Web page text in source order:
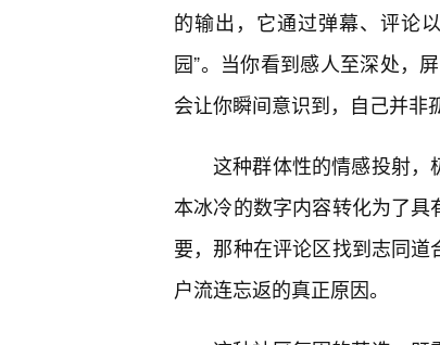
的输出，它通过弹幕、评论
园”。当你看到感人至深处，
会让你瞬间意识到，自己并非
这种群体性的情感投射
本冰冷的数字内容转化为了
要，那种在评论区找到志同
户流连忘返的真正原因。